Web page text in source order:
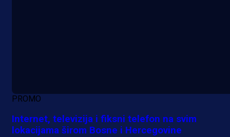
PROMO
Internet, televizija i fiksni telefon na svim
lokacijama širom Bosne i Hercegovine